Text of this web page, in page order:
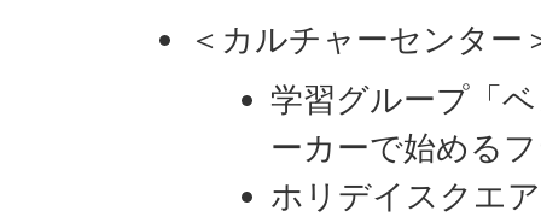
＜カルチャーセンター
学習グループ「
ーカーで始める
ホリデイスクエ